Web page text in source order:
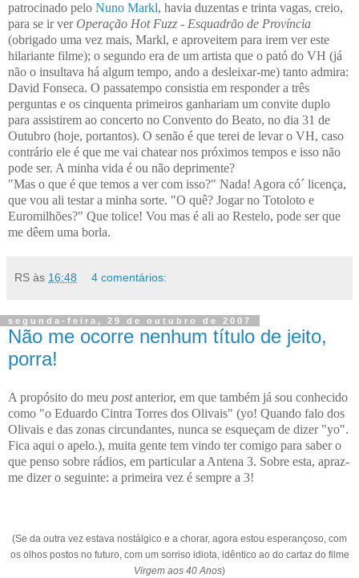
patrocinado pelo Nuno Markl, havia duzentas e trinta vagas, creio,
para se ir verOperação Hot Fuzz - Esquadrão de Província
(obrigado uma vez mais, Markl, e aproveitem para irem ver este
hilariante filme); o segundo era de um artista que o pató do VH (já
não o insultava há algum tempo, ando a desleixar-me) tanto admira:
David Fonseca. O passatempo consistia em responder a três
perguntas e os cinquenta primeiros ganhariam um convite duplo
para assistirem ao concerto no Convento do Beato, no dia 31 de
Outubro (hoje, portantos). O senão é que terei de levar o VH, caso
contrário ele é que me vai chatear nos próximos tempos e isso não
pode ser. A minha vida é ou não deprimente?
"Mas o que é que temos a ver com isso?" Nada! Agora có´ licença,
que vou ali testar a minha sorte. "O quê? Jogar no Totoloto e
Euromilhões?" Que tolice! Vou mas é ali ao Restelo, pode ser que
me dêem uma borla.
RS às 16:48 4 comentários:
segunda-feira, 29 de outubro de 2007
Não me ocorre nenhum título de jeito,
porra!
A propósito do meu postanterior, em que também já sou conhecido
como "o Eduardo Cintra Torres dos Olivais" (yo! Quando falo dos
Olivais e das zonas circundantes, nunca se esqueçam de dizer "yo".
Fica aqui o apelo.), muita gente tem vindo ter comigo para saber o
que penso sobre rádios, em particular a Antena 3. Sobre esta, apraz-
me dizer o seguinte: a primeira vez é sempre a 3!
(Se da outra vez estava nostálgico e a chorar, agora estou esperançoso, com
os olhos postos no futuro, com um sorriso idiota, idêntico ao do cartaz do filme
Virgem aos 40 Anos)